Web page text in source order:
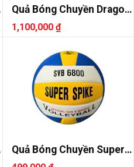
Quả Bóng Chuyền Dragon
DG7700
1,100,000 ₫
Quả Bóng Chuyền Super
Spike SVB 6800